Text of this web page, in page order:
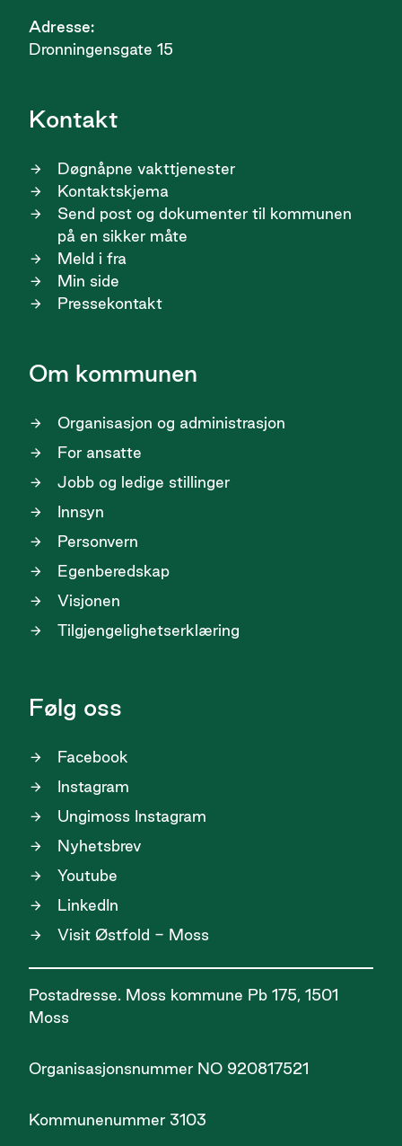
Adresse:
Dronningensgate 15
Kontakt
Døgnåpne vakttjenester
Kontaktskjema
Send post og dokumenter til kommunen
på en sikker måte
Meld i fra
Min side
Pressekontakt
Om kommunen
Organisasjon og administrasjon
For ansatte
Jobb og ledige stillinger
Innsyn
Personvern
Egenberedskap
Visjonen
Tilgjengelighetserklæring
Følg oss
Facebook
Instagram
Ungimoss Instagram
Nyhetsbrev
Youtube
LinkedIn
Visit Østfold - Moss
Postadresse. Moss kommune Pb 175, 1501
Moss
Organisasjonsnummer NO 920817521
Kommunenummer 3103